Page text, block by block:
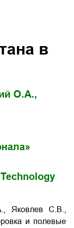
в
О.А.,
Яковлев С.В.,
и полевые